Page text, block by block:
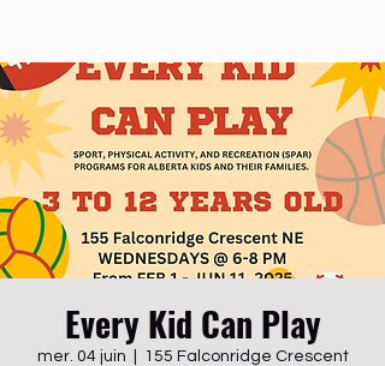
Every Kid Can Play
mer. 04 juin
155 Falconridge Crescent